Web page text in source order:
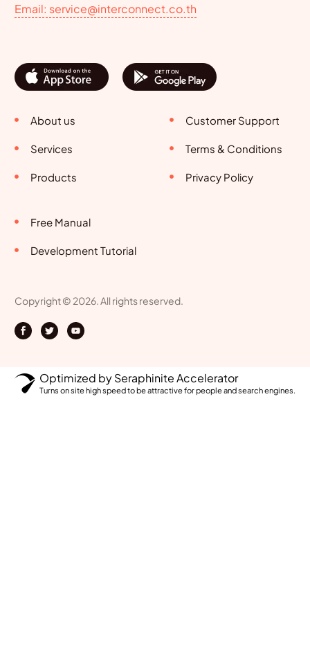
Email: service@interconnect.co.th
About us
Services
Products
Customer Support
Terms & Conditions
Privacy Policy
Free Manual
Development Tutorial
Copyright © 2026. All rights reserved.
Optimized by Seraphinite Accelerator
Turns on site high speed to be attractive for people and search engines.